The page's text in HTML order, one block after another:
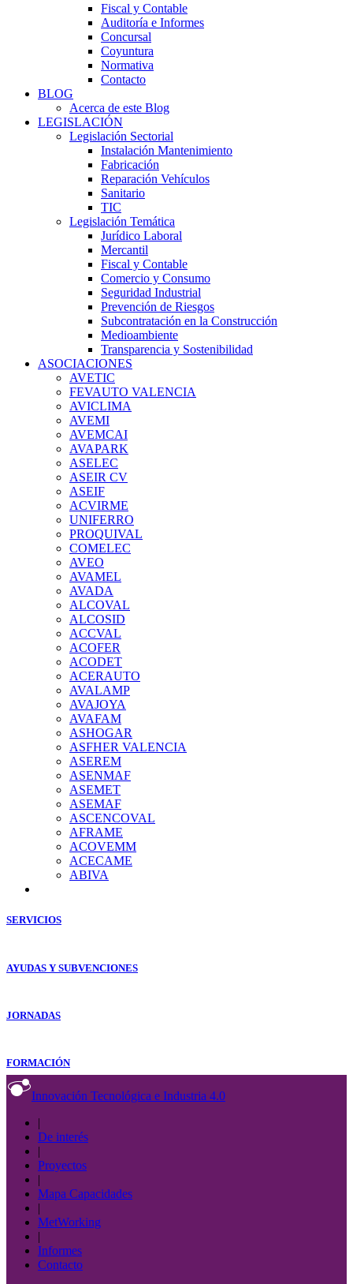
Fiscal y Contable
Auditoría e Informes
Concursal
Coyuntura
Normativa
Contacto
BLOG
Acerca de este Blog
LEGISLACIÓN
Legislación Sectorial
Instalación Mantenimiento
Fabricación
Reparación Vehículos
Sanitario
TIC
Legislación Temática
Jurídico Laboral
Mercantil
Fiscal y Contable
Comercio y Consumo
Seguridad Industrial
Prevención de Riesgos
Subcontratación en la Construcción
Medioambiente
Transparencia y Sostenibilidad
ASOCIACIONES
AVETIC
FEVAUTO VALENCIA
AVICLIMA
AVEMI
AVEMCAI
AVAPARK
ASELEC
ASEIR CV
ASEIF
ACVIRME
UNIFERRO
PROQUIVAL
COMELEC
AVEO
AVAMEL
AVADA
ALCOVAL
ALCOSID
ACCVAL
ACOFER
ACODET
ACERAUTO
AVALAMP
AVAJOYA
AVAFAM
ASHOGAR
ASFHER VALENCIA
ASEREM
ASENMAF
ASEMET
ASEMAF
ASCENCOVAL
AFRAME
ACOVEMM
ACECAME
ABIVA
SERVICIOS
AYUDAS Y SUBVENCIONES
JORNADAS
FORMACIÓN
Innovación Tecnológica e Industria 4.0
|
De interés
|
Proyectos
|
Mapa Capacidades
|
MetWorking
|
Informes
Contacto